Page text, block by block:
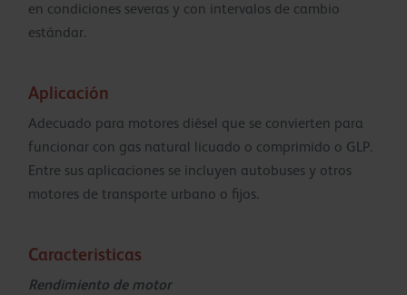
en condiciones severas y con intervalos de cambio
estándar.
Aplicación
Adecuado para motores diésel que se convierten para
funcionar con gas natural licuado o comprimido o GLP.
Entre sus aplicaciones se incluyen autobuses y otros
motores de transporte urbano o fijos.
Caracteristicas
Rendimiento de motor